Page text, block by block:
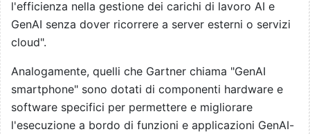
l'efficienza nella gestione dei carichi di lavoro AI e
GenAI senza dover ricorrere a server esterni o servizi
cloud".
Analogamente, quelli che Gartner chiama "GenAI
smartphone" sono dotati di componenti hardware e
software specifici per permettere e migliorare
l'esecuzione a bordo di funzioni e applicazioni GenAI-